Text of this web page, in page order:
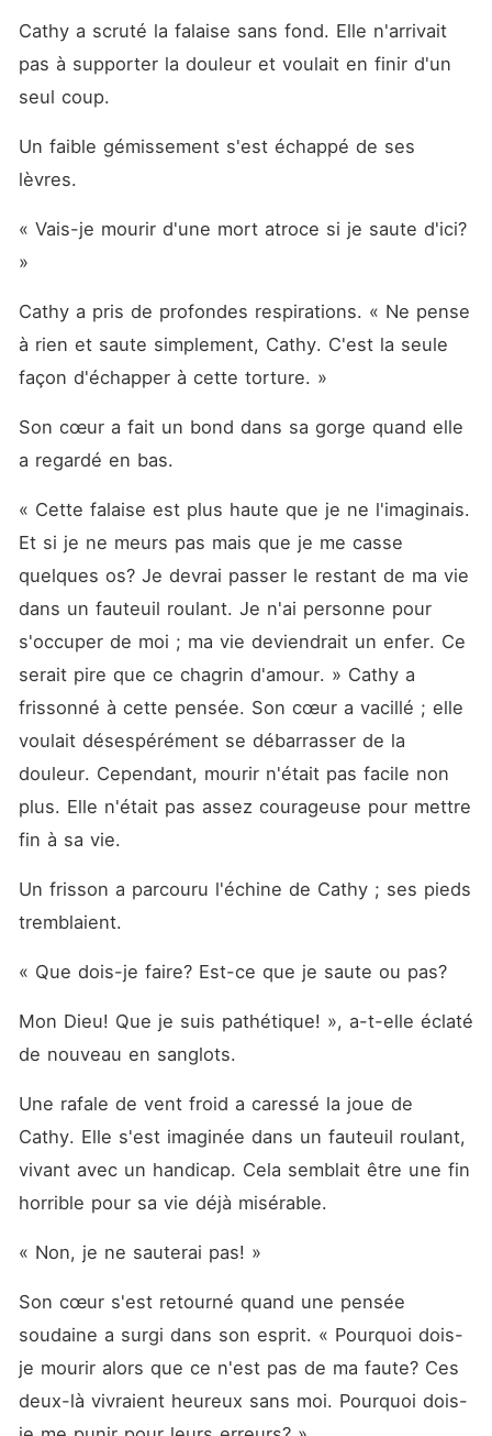
Cathy a scruté la falaise sans fond. Elle n'arrivait
pas à supporter la douleur et voulait en finir d'un
seul coup.
Un faible gémissement s'est échappé de ses
lèvres.
« Vais-je mourir d'une mort atroce si je saute d'ici?
»
Cathy a pris de profondes respirations. « Ne pense
à rien et saute simplement, Cathy. C'est la seule
façon d'échapper à cette torture. »
Son cœur a fait un bond dans sa gorge quand elle
a regardé en bas.
« Cette falaise est plus haute que je ne l'imaginais.
Et si je ne meurs pas mais que je me casse
quelques os? Je devrai passer le restant de ma vie
dans un fauteuil roulant. Je n'ai personne pour
s'occuper de moi ; ma vie deviendrait un enfer. Ce
serait pire que ce chagrin d'amour. » Cathy a
frissonné à cette pensée. Son cœur a vacillé ; elle
voulait désespérément se débarrasser de la
douleur. Cependant, mourir n'était pas facile non
plus. Elle n'était pas assez courageuse pour mettre
fin à sa vie.
Un frisson a parcouru l'échine de Cathy ; ses pieds
tremblaient.
« Que dois-je faire? Est-ce que je saute ou pas?
Mon Dieu! Que je suis pathétique! », a-t-elle éclaté
de nouveau en sanglots.
Une rafale de vent froid a caressé la joue de
Cathy. Elle s'est imaginée dans un fauteuil roulant,
vivant avec un handicap. Cela semblait être une fin
horrible pour sa vie déjà misérable.
« Non, je ne sauterai pas! »
Son cœur s'est retourné quand une pensée
soudaine a surgi dans son esprit. « Pourquoi dois-
je mourir alors que ce n'est pas de ma faute? Ces
deux-là vivraient heureux sans moi. Pourquoi dois-